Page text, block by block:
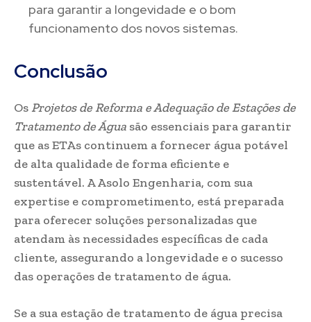
para garantir a longevidade e o bom
funcionamento dos novos sistemas.
Conclusão
Os Projetos de Reforma e Adequação de Estações de
Tratamento de Água são essenciais para garantir
que as ETAs continuem a fornecer água potável
de alta qualidade de forma eficiente e
sustentável. A Asolo Engenharia, com sua
expertise e comprometimento, está preparada
para oferecer soluções personalizadas que
atendam às necessidades específicas de cada
cliente, assegurando a longevidade e o sucesso
das operações de tratamento de água.
Se a sua estação de tratamento de água precisa